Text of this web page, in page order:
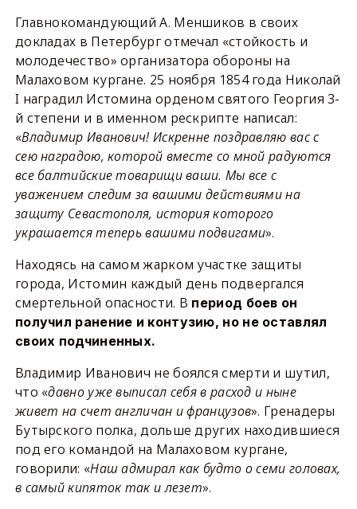
Главнокомандующий А. Меншиков в своих
докладах в Петербург отмечал «стойкость и
молодечество» организатора обороны на
Малаховом кургане. 25 ноября 1854 года Николай
I наградил Истомина орденом святого Георгия 3-
й степени и в именном рескрипте написал:
«Владимир Иванович! Искренне поздравляю вас с
сею наградою, которой вместе со мной радуются
все балтийские товарищи ваши. Мы все с
уважением следим за вашими действиями на
защиту Севастополя, история которого
украшается теперь вашими подвигами».
Находясь на самом жарком участке защиты
города, Истомин каждый день подвергался
смертельной опасности. В период боев он
получил ранение и контузию, но не оставлял
своих подчиненных.
Владимир Иванович не боялся смерти и шутил,
что «давно уже выписал себя в расход и ныне
живет на счет англичан и французов». Гренадеры
Бутырского полка, дольше других находившиеся
под его командой на Малаховом кургане,
говорили: «Наш адмирал как будто о семи головах,
в самый кипяток так и лезет».